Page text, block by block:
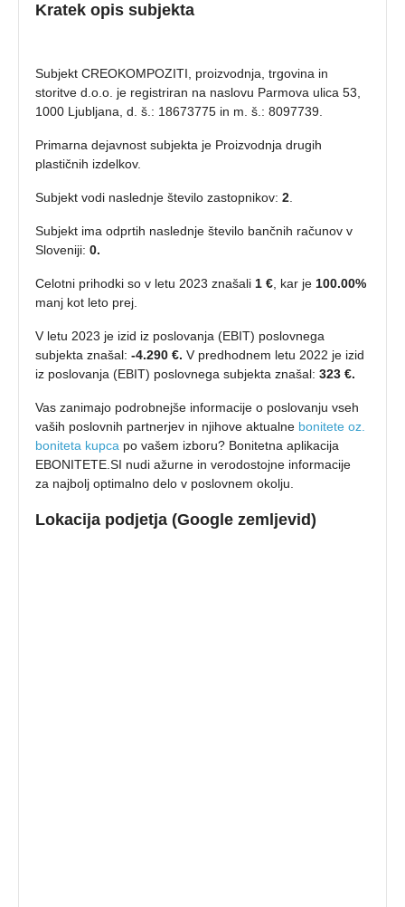
Kratek opis subjekta
Subjekt CREOKOMPOZITI, proizvodnja, trgovina in
storitve d.o.o. je registriran na naslovu Parmova ulica 53,
1000 Ljubljana, d. š.: 18673775 in m. š.: 8097739.
Primarna dejavnost subjekta je Proizvodnja drugih
plastičnih izdelkov.
Subjekt vodi naslednje število zastopnikov: 2
Subjekt ima odprtih naslednje število bančnih računov v
Sloveniji: 0.
Celotni prihodki so v letu 2023 znašali 1 € , kar je 100.00%
manj kot leto prej.
V letu 2023 je izid iz poslovanja (EBIT) poslovnega
subjekta znašal: -4.290 €. V predhodnem letu 2022 je izid
iz poslovanja (EBIT) poslovnega subjekta znašal: 323 €.
Vas zanimajo podrobnejše informacije o poslovanju vseh
vaših poslovnih partnerjev in njihove aktualne bonitete oz.
boniteta kupca po vašem izboru? Bonitetna aplikacija
EBONITETE.SI nudi ažurne in verodostojne informacije
za najbolj optimalno delo v poslovnem okolju.
Lokacija podjetja (Google zemljevid)